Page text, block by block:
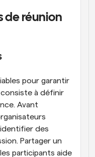
de réunion
pour garantir
à définir
Avant
des
Partager un
participants aide